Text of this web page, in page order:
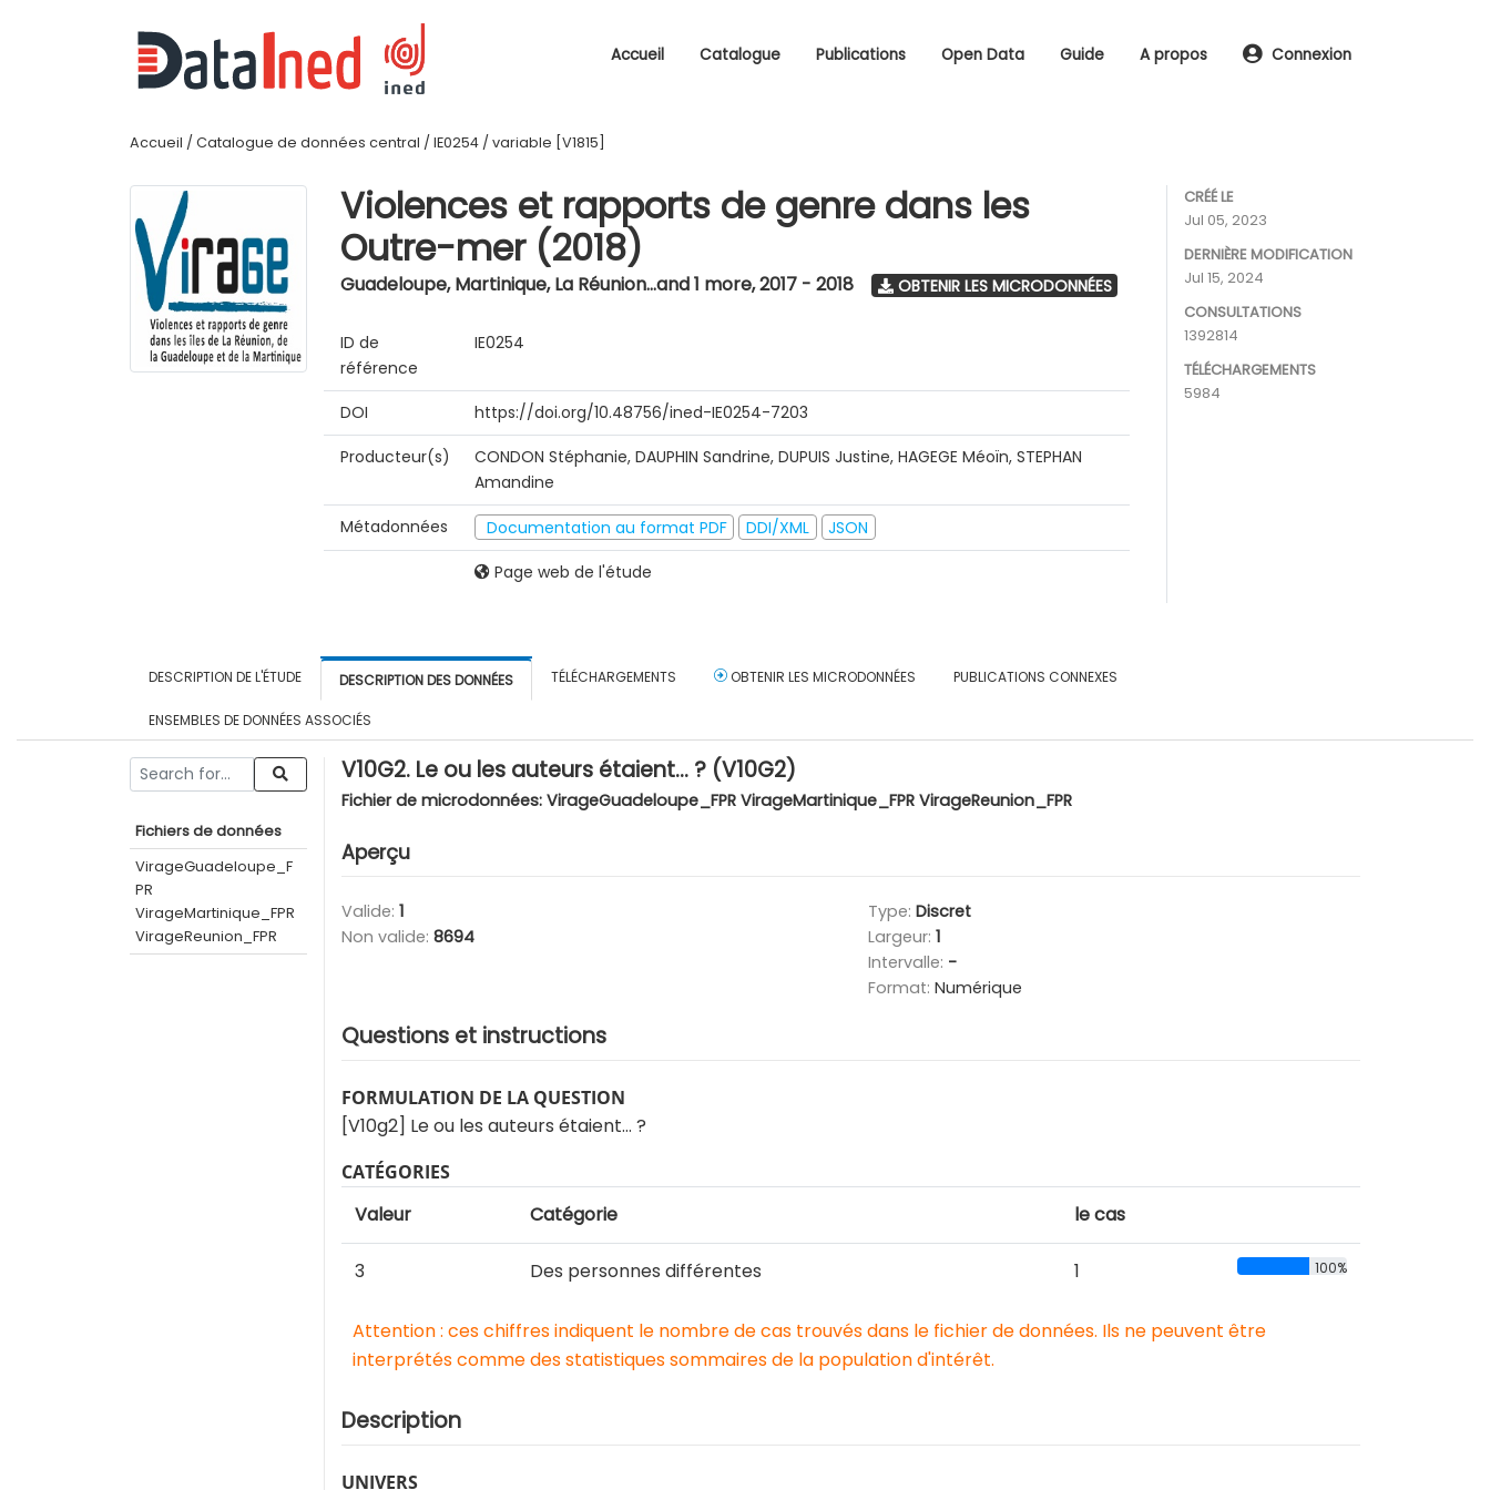
Accueil Catalogue Publications Open Data Guide A propos Connexion
Accueil / Catalogue de données central / IE0254 / variable [V1815]
Violences et rapports de genre dans les
Outre-mer (2018)
Guadeloupe, Martinique, La Réunion...and 1 more,2017 - 2018 OBTENIR LES MICRODONNÉES
ID de
référence
IE0254
DOI
https://doi.org/10.48756/ined-IE0254-7203
Producteur(s)
CONDON Stéphanie, DAUPHIN Sandrine, DUPUIS Justine, HAGEGE Méoïn, STEPHAN
Amandine
Métadonnées
Documentation au format PDF DDI/XML
JSON
Page web de l'étude
CRÉÉ LE
Jul 05, 2023
DERNIÈRE MODIFICATION
Jul 15, 2024
CONSULTATIONS
1392814
TÉLÉCHARGEMENTS
5984
DESCRIPTION DE L'ÉTUDE DESCRIPTION DES DONNÉES TÉLÉCHARGEMENTS OBTENIR LES MICRODONNÉES PUBLICATIONS CONNEXES
ENSEMBLES DE DONNÉES ASSOCIÉS
Fichiers de données
VirageGuadeloupe_F
PR
VirageMartinique_FPR
VirageReunion_FPR
V10G2. Le ou les auteurs étaient… ? (V10G2)
Fichier de microdonnées: VirageGuadeloupe_FPR VirageMartinique_FPR VirageReunion_FPR
Aperçu
Valide: 1
Non valide: 8694
Type: Discret
Largeur: 1
Intervalle: -
Format: Numérique
Questions et instructions
FORMULATION DE LA QUESTION
[V10g2] Le ou les auteurs étaient… ?
CATÉGORIES
Valeur Catégorie le cas
3 Des personnes différentes 1 100%
Attention : ces chiffres indiquent le nombre de cas trouvés dans le fichier de données. Ils ne peuvent être
interprétés comme des statistiques sommaires de la population d'intérêt.
Description
UNIVERS